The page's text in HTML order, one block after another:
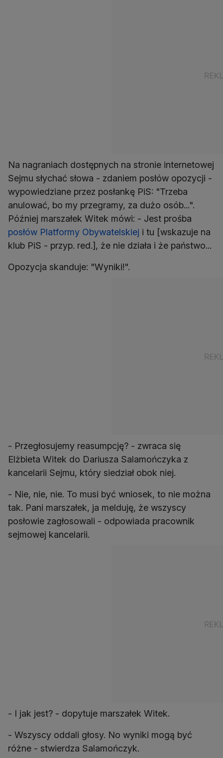
Na nagraniach dostępnych na stronie internetowej
Sejmu słychać słowa - zdaniem posłów opozycji -
wypowiedziane przez posłankę PiS: "Trzeba
anulować, bo my przegramy, za dużo osób...".
Później marszałek Witek mówi: - Jest prośba
posłów Platformy Obywatelskiej i tu [wskazuje na
klub PiS - przyp. red.], że nie działa i że państwo...
Opozycja skanduje: "Wyniki!".
- Przegłosujemy reasumpcję? - zwraca się
Elżbieta Witek do Dariusza Salamończyka z
kancelarii Sejmu, który siedział obok niej.
- Nie, nie, nie. To musi być wniosek, to nie można
tak. Pani marszałek, ja melduję, że wszyscy
posłowie zagłosowali - odpowiada pracownik
sejmowej kancelarii.
- I jak jest? - dopytuje marszałek Witek.
- Wszyscy oddali głosy. No wyniki mogą być
różne - stwierdza Salamończyk.